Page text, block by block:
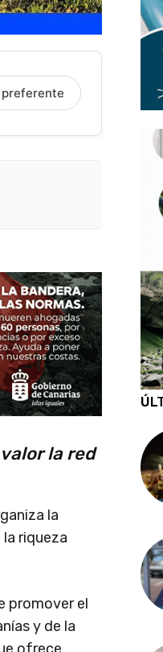
la red
la
riqueza
promover el
y de la